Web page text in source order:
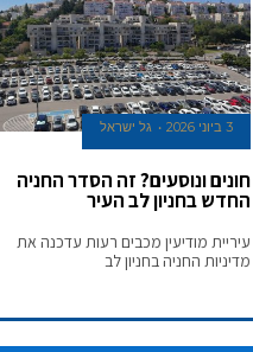
3 ביוני 2026 גל ישראל
חונים ונוסעים? זה הסדר החניה
החדש בחניון לב העיר
עיריית מודיעין מכבים רעות עדכנה את
מדיניות החניה בחניון לב